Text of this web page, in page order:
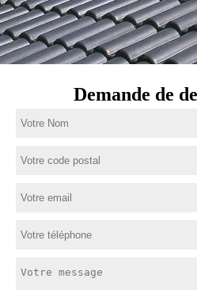
Demande de